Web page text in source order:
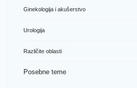
Ginekologija i akušerstvo
Urologija
Različite oblasti
Posebne teme